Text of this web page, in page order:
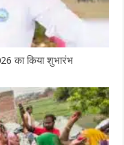
का किया शुभारंभ